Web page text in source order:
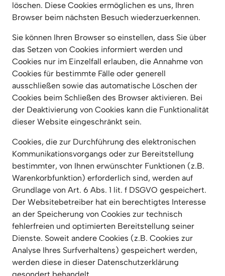
löschen. Diese Cookies ermöglichen es uns, Ihren
Browser beim nächsten Besuch wiederzuerkennen.
Sie können Ihren Browser so einstellen, dass Sie über
das Setzen von Cookies informiert werden und
Cookies nur im Einzelfall erlauben, die Annahme von
Cookies für bestimmte Fälle oder generell
ausschließen sowie das automatische Löschen der
Cookies beim Schließen des Browser aktivieren. Bei
der Deaktivierung von Cookies kann die Funktionalität
dieser Website eingeschränkt sein.
Cookies, die zur Durchführung des elektronischen
Kommunikationsvorgangs oder zur Bereitstellung
bestimmter, von Ihnen erwünschter Funktionen (z.B.
Warenkorbfunktion) erforderlich sind, werden auf
Grundlage von Art. 6 Abs. 1 lit. f DSGVO gespeichert.
Der Websitebetreiber hat ein berechtigtes Interesse
an der Speicherung von Cookies zur technisch
fehlerfreien und optimierten Bereitstellung seiner
Dienste. Soweit andere Cookies (z.B. Cookies zur
Analyse Ihres Surfverhaltens) gespeichert werden,
werden diese in dieser Datenschutzerklärung